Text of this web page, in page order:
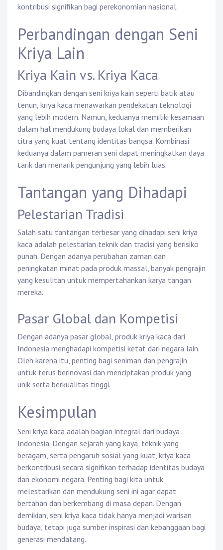
kontribusi signifikan bagi perekonomian nasional.
Perbandingan dengan Seni
Kriya Lain
Kriya Kain vs. Kriya Kaca
Dibandingkan dengan seni kriya kain seperti batik atau
tenun, kriya kaca menawarkan pendekatan teknologi
yang lebih modern. Namun, keduanya memiliki kesamaan
dalam hal mendukung budaya lokal dan memberikan
citra yang kuat tentang identitas bangsa. Kombinasi
keduanya dalam pameran seni dapat meningkatkan daya
tarik dan menarik pengunjung yang lebih luas.
Tantangan yang Dihadapi
Pelestarian Tradisi
Salah satu tantangan terbesar yang dihadapi seni kriya
kaca adalah pelestarian teknik dan tradisi yang berisiko
punah. Dengan adanya perubahan zaman dan
peningkatan minat pada produk massal, banyak pengrajin
yang kesulitan untuk mempertahankan karya tangan
mereka.
Pasar Global dan Kompetisi
Dengan adanya pasar global, produk kriya kaca dari
Indonesia menghadapi kompetisi ketat dari negara lain.
Oleh karena itu, penting bagi seniman dan pengrajin
untuk terus berinovasi dan menciptakan produk yang
unik serta berkualitas tinggi.
Kesimpulan
Seni kriya kaca adalah bagian integral dari budaya
Indonesia. Dengan sejarah yang kaya, teknik yang
beragam, serta pengaruh sosial yang kuat, kriya kaca
berkontribusi secara signifikan terhadap identitas budaya
dan ekonomi negara. Penting bagi kita untuk
melestarikan dan mendukung seni ini agar dapat
bertahan dan berkembang di masa depan. Dengan
demikian, seni kriya kaca tidak hanya menjadi warisan
budaya, tetapi juga sumber inspirasi dan kebanggaan bagi
generasi mendatang.